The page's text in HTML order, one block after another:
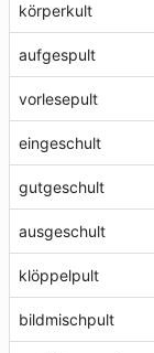
körperkult
aufgespult
vorlesepult
eingeschult
gutgeschult
ausgeschult
klöppelpult
bildmischpult